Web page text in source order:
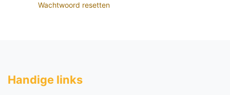
Wachtwoord resetten
Handige li​nks